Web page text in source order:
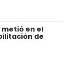
en el
de